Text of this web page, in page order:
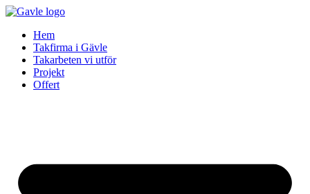
Skip
contentHem
Takfirma i Gävle
Takarbeten vi utför
Projekt
Offert